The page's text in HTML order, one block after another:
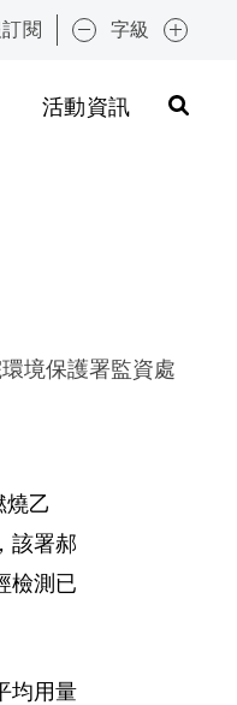
閱 字級
活動資訊
:::
境保護署監資處
燒乙
該署郝
檢測已
均用量